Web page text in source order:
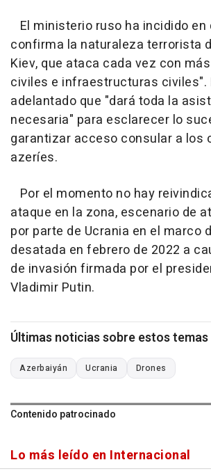
El ministerio ruso ha incidido en
confirma la naturaleza terrorista
Kiev, que ataca cada vez con
civiles e infraestructuras civiles".
adelantado que "dará toda la
necesaria" para esclarecer lo
garantizar acceso consular a los
azeríes.
Por el momento no hay
ataque en la zona, escenario de
por parte de Ucrania en el marco
desatada en febrero de 2022 a
de invasión firmada por el
Vladimir Putin.
Últimas noticias sobre estos temas
Azerbaiyán Ucrania Drones
Contenido patrocinado
Lo más leído en Internacional